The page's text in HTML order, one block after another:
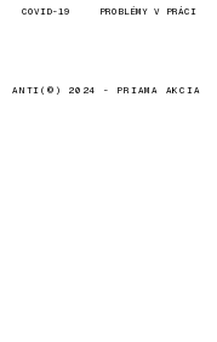
COVID-19 PROBLÉMY V PRÁCI
ANTI(©) 2024 - PRIAMA AKCIA